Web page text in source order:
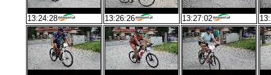
13:24:28 13:26:26 13:27:02